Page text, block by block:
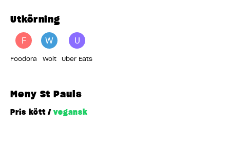
Utkörning
F
Foodora
W
Wolt
U
Uber Eats
Meny St Pauls
Pris kött /vegansk